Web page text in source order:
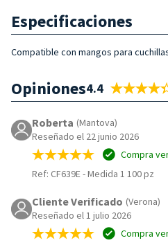
Especificaciones
Compatible con mangos para
Opiniones4.4
Roberta (Mantova)
Reseñado el 22 junio 2026
Compra
Ref: CF639E -Medida 1 100 pz
Cliente Verificado (Verona)
Reseñado el 1 julio 2026
Compra